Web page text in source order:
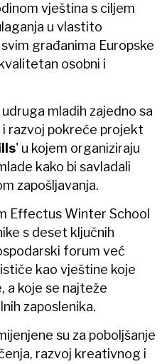
vještina s ciljem
u vlastito
građanima Europske
osobni i
mladih zajedno sa
razvoj pokreće projekt
' u kojem organiziraju
kako bi savladali
zapošljavanja.
Effectus Winter School
s deset ključnih
forum već
kao vještine koje
a koje se najteže
zaposlenika.
su za poboljšanje
razvoj kreativnog i